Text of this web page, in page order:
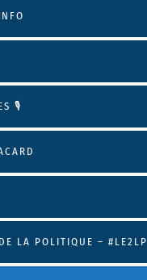
🎙
LA POLITIQUE – #LE2LP